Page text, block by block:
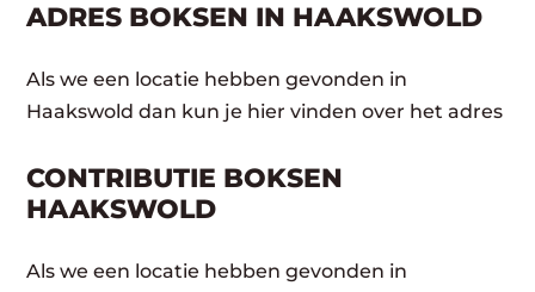
ADRES BOKSEN IN HAAKSWOLD
Als we een locatie hebben gevonden in
Haakswold dan kun je hier vinden over het adres
CONTRIBUTIE BOKSEN
HAAKSWOLD
Als we een locatie hebben gevonden in